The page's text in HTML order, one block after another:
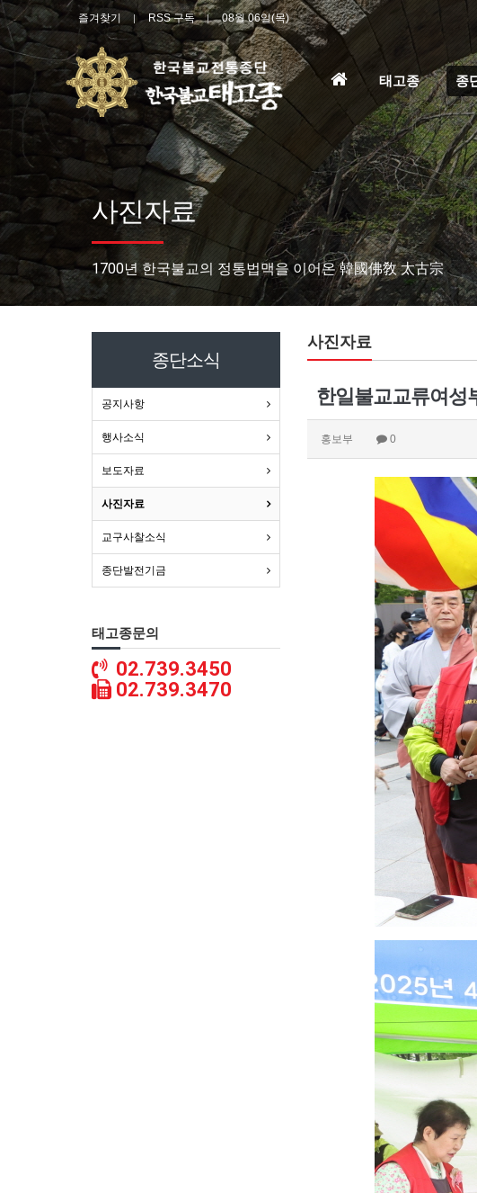
즐겨찾기 RSS 구독 08월 06일(목)
홈
태고종 종
사진자료
1700년 한국불교의 정통법맥을 이어온 韓國佛敎 太古宗
사진자료
한일불교교류여성
홍보부 0
종단소식
공지사항
행사소식
보도자료
사진자료
교구사찰소식
종단발전기금
태고종문의
02.739.3450
02.739.3470